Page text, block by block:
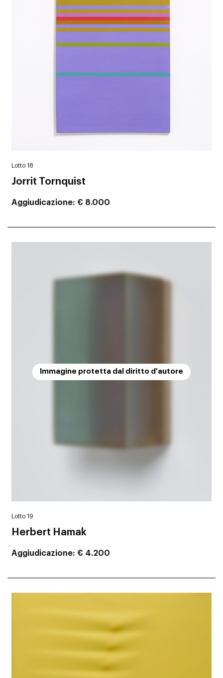
Lotto 18
Jorrit Tornquist
Aggiudicazione € 8.000
Immagine protetta dal diritto d'autore
Lotto 19
Herbert Hamak
Aggiudicazione € 4.200